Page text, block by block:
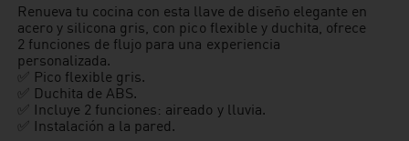
Renueva tu cocina con esta llave de diseño elegante en
acero y silicona gris, con pico flexible y duchita, ofrece
2 funciones de flujo para una experiencia
personalizada.
✅ Pico flexible gris.
✅ Duchita de ABS.
✅ Incluye 2 funciones: aireado y lluvia.
✅ Instalación a la pared.